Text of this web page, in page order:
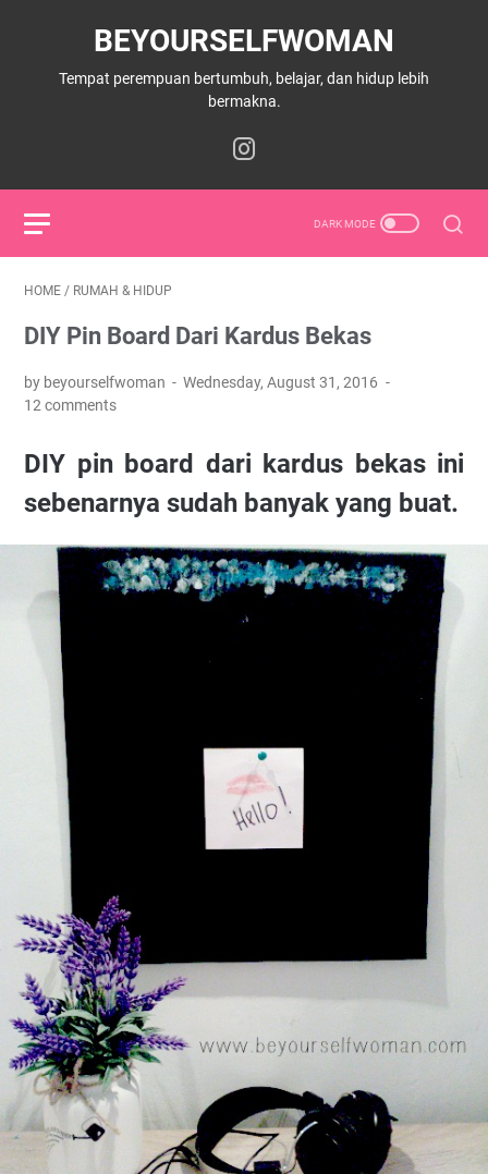
BEYOURSELFWOMAN
Tempat perempuan bertumbuh, belajar, dan hidup lebih
bermakna.
HOME / RUMAH & HIDUP
DIY Pin Board Dari Kardus Bekas
by beyourselfwoman
Wednesday, August 31, 2016
12 comments
DIY pin board dari kardus bekas ini
sebenarnya sudah banyak yang buat.